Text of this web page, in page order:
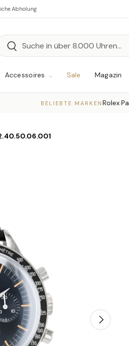
Abholung
Suchen
Accessoires Sale Magazin
BELIEBTE MARKEN Rolex·
Nächste